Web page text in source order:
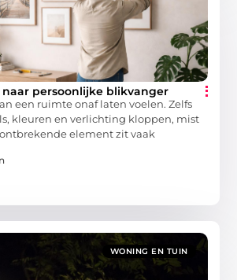
persoonlijke blikvanger
een ruimte onaf laten voelen. Zelfs
kleuren en verlichting kloppen, mist
element zit vaak
WONING EN TUIN